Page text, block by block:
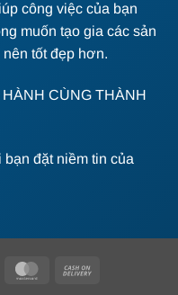
công việc của bạn
muốn tạo gia các sản
tốt đẹp hơn.
CÙNG THÀNH
đặt niềm tin của
MasterCard